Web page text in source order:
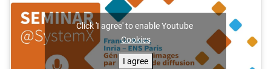
Click 'I agree' to enable Youtube
Cookies
I agree